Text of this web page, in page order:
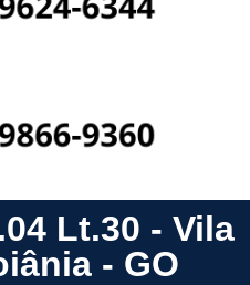
Lt.30 - Vila
- GO